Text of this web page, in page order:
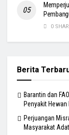
0
Berita
Barantin dan
Penyakit
Perjuangan
Masyarakat Adat